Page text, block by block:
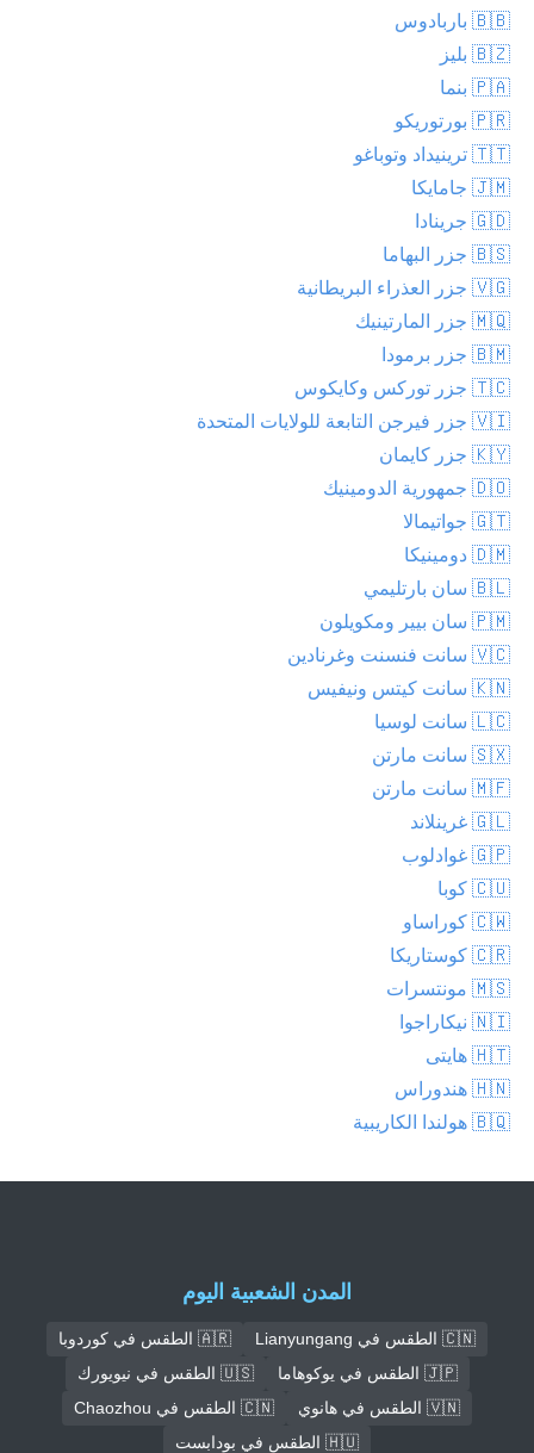
🇧🇧 باربادوس
🇧🇿 بليز
🇵🇦 بنما
🇵🇷 بورتوريكو
🇹🇹 ترينيداد وتوباغو
🇯🇲 جامايكا
🇬🇩 جرينادا
🇧🇸 جزر البهاما
🇻🇬 جزر العذراء البريطانية
🇲🇶 جزر المارتينيك
🇧🇲 جزر برمودا
🇹🇨 جزر توركس وكايكوس
🇻🇮 جزر فيرجن التابعة للولايات المتحدة
🇰🇾 جزر كايمان
🇩🇴 جمهورية الدومينيك
🇬🇹 جواتيمالا
🇩🇲 دومينيكا
🇧🇱 سان بارتليمي
🇵🇲 سان بيير ومكويلون
🇻🇨 سانت فنسنت وغرنادين
🇰🇳 سانت كيتس ونيفيس
🇱🇨 سانت لوسيا
🇸🇽 سانت مارتن
🇲🇫 سانت مارتن
🇬🇱 غرينلاند
🇬🇵 غوادلوب
🇨🇺 كوبا
🇨🇼 كوراساو
🇨🇷 كوستاريكا
🇲🇸 مونتسرات
🇳🇮 نيكاراجوا
🇭🇹 هايتى
🇭🇳 هندوراس
🇧🇶 هولندا الكاريبية
المدن الشعبية اليوم
🇨🇳 الطقس في Lianyungang
🇦🇷 الطقس في كوردوبا
🇯🇵 الطقس في يوكوهاما
🇺🇸 الطقس في نيويورك
🇻🇳 الطقس في هانوي
🇨🇳 الطقس في Chaozhou
🇭🇺 الطقس في بودابست